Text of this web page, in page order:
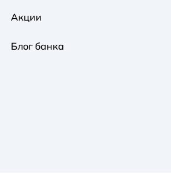
Акции
Блог банка